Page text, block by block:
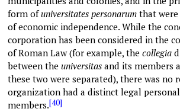
form ofuniversitates personarumthat were
of economic independence. While the
corporation has been considered in the
of Roman Law (for example, the collegia
between the universitas and its members
these two were separated), there was no
organization had a distinct legal
members.[40]